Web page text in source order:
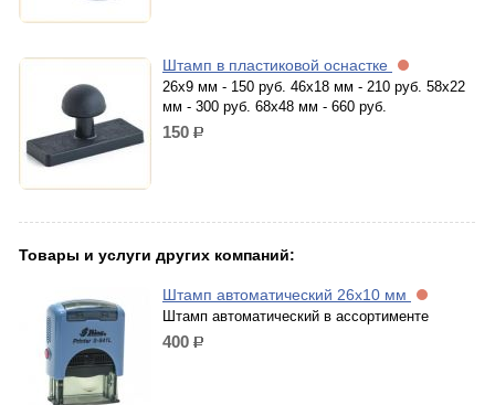
Штамп в пластиковой оснастке
26х9 мм - 150 руб. 46х18 мм - 210 руб. 58х22
мм - 300 руб. 68х48 мм - 660 руб.
150 р.
Товары и услуги других компаний:
Штамп автоматический 26х10 мм
Штамп автоматический в ассортименте
400 р.